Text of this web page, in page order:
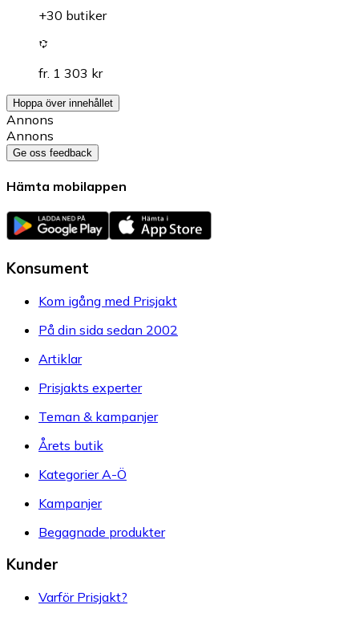
+30 butiker
fr. 1 303 kr
Hoppa över innehållet
Annons
Annons
Ge oss feedback
Hämta mobilappen
Konsument
Kom igång med Prisjakt
På din sida sedan 2002
Artiklar
Prisjakts experter
Teman & kampanjer
Årets butik
Kategorier A-Ö
Kampanjer
Begagnade produkter
Kunder
Varför Prisjakt?